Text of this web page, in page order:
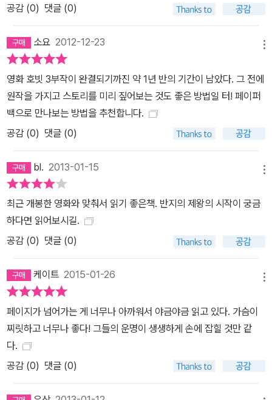
공감 (0) 댓글 (0)
소요 2012-12-23
영화 호빗 3부작이 완결되기까진 약 1년 반의 기간이 남았다. 그 전에
원작을 가지고 스토리를 미리 짚어보는 것도 좋은 방법일 터! 페이퍼
백으로 만나보는 방법을 추천합니다.
공감 (0) 댓글 (0)
bl. 2013-01-15
최근 개봉한 영화와 맞춰서 읽기 좋은책. 반지의 제왕의 시작이 궁금
하다면 읽어보시길.
공감 (0) 댓글 (0)
케이트 2015-01-26
페이지가 넘어가는 게 너무나 아까워서 야금야금 읽고 있다. 가슴이
찌릿하고 너무나 좋다! 그들의 운명이 생생하게 손에 잡힐 것만 같
다.
공감 (0) 댓글 (0)